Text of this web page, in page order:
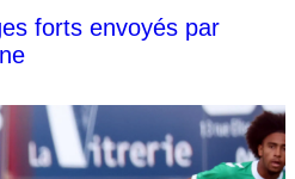
forts envoyés par